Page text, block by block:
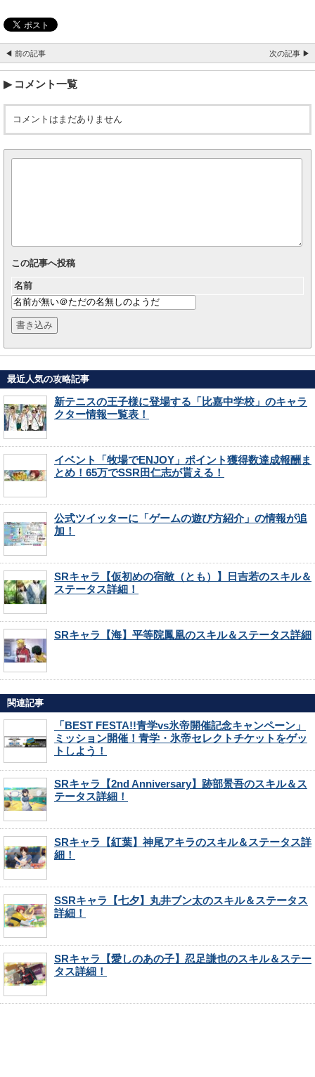
◀ 前の記事 次の記事 ▶
コメント一覧
コメントはまだありません
この記事へ投稿
名前
最近人気の攻略記事
新テニスの王子様に登場する「比嘉中学校」のキャラ
クター情報一覧表！
イベント「牧場でENJOY」ポイント獲得数達成報酬ま
とめ！65万でSSR田仁志が貰える！
公式ツイッターに「ゲームの遊び方紹介」の情報が追
加！
SRキャラ【仮初めの宿敵（とも）】日吉若のスキル＆
ステータス詳細！
SRキャラ【海】平等院鳳凰のスキル＆ステータス詳細
関連記事
「BEST FESTA!!青学vs氷帝開催記念キャンペーン」
ミッション開催！青学・氷帝セレクトチケットをゲッ
トしよう！
SRキャラ【2nd Anniversary】跡部景吾のスキル＆ス
テータス詳細！
SRキャラ【紅葉】神尾アキラのスキル＆ステータス詳
細！
SSRキャラ【七夕】丸井ブン太のスキル＆ステータス
詳細！
SRキャラ【愛しのあの子】忍足謙也のスキル＆ステー
タス詳細！